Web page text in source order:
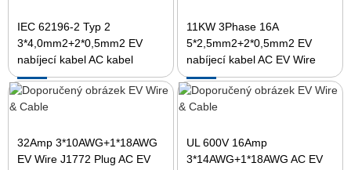
IEC 62196-2 Typ 2
3*4,0mm2+2*0,5mm2 EV
nabíjecí kabel AC kabel
11KW 3Phase 16A
5*2,5mm2+2*0,5mm2 EV
nabíjecí kabel AC EV Wire
32Amp 3*10AWG+1*18AWG
EV Wire J1772 Plug AC EV
UL 600V 16Amp
3*14AWG+1*18AWG AC EV